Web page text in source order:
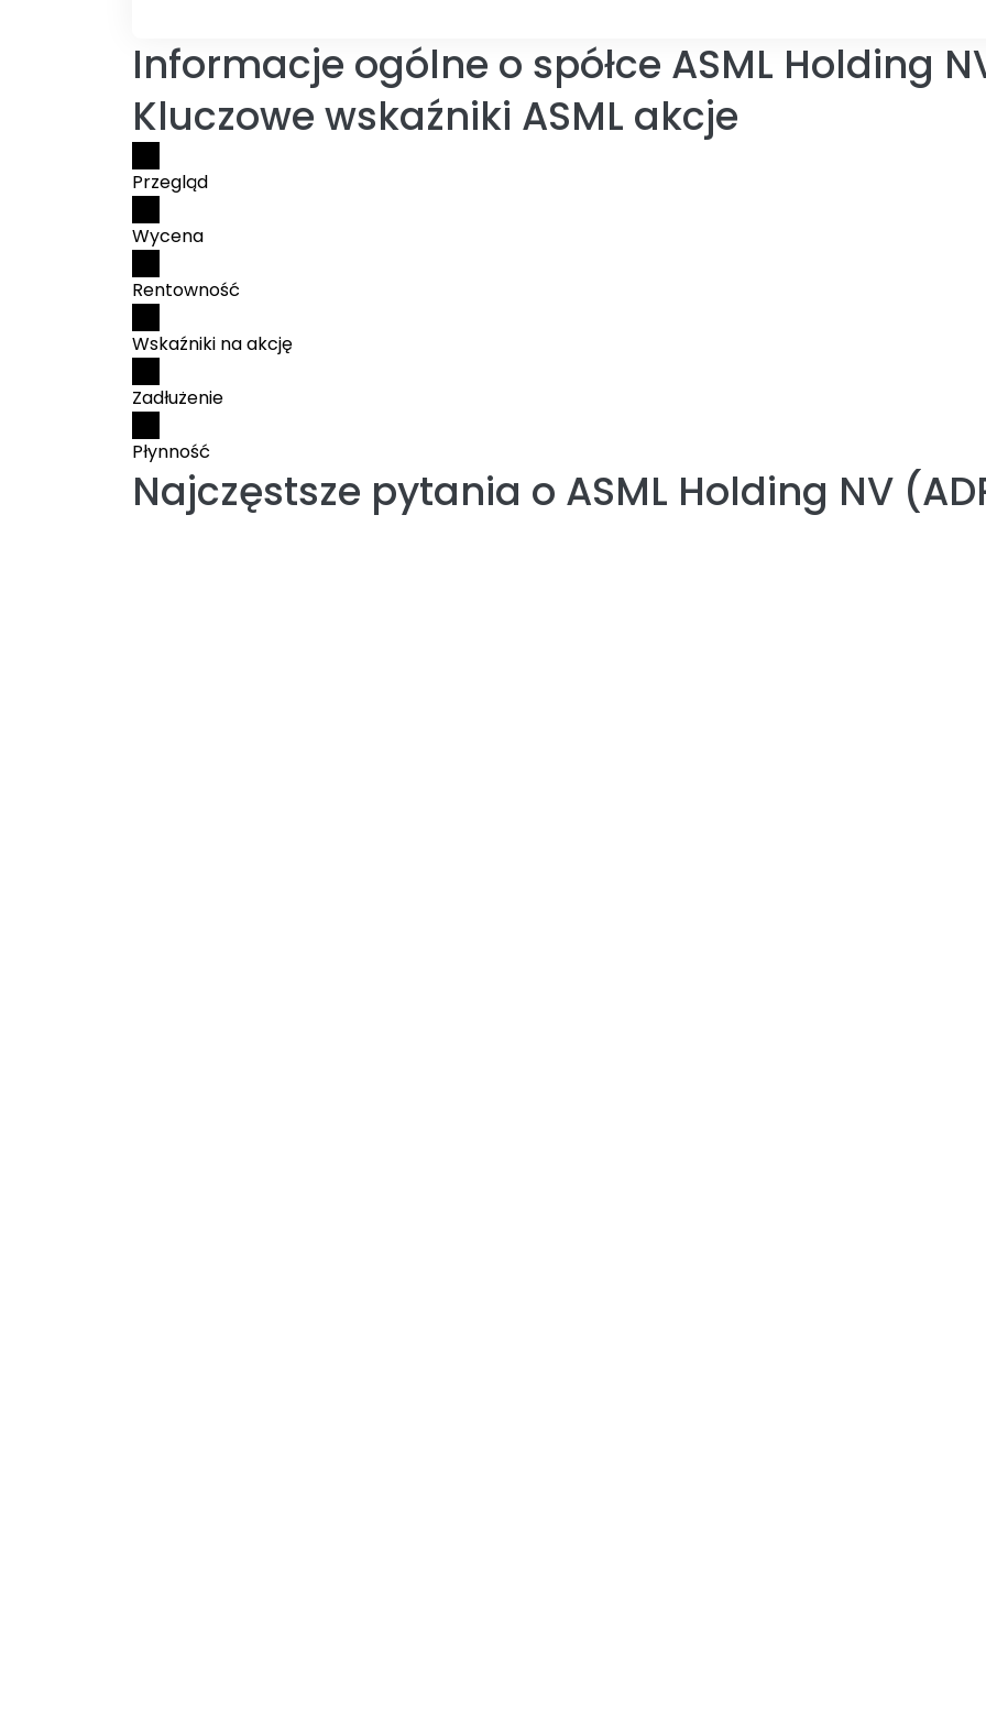
Informacje ogólne o spółce ASML Holding
Kluczowe wskaźniki ASML akcje
Przegląd
Wycena
Rentowność
Wskaźniki na akcję
Zadłużenie
Płynność
Najczęstsze pytania o ASML Holding NV